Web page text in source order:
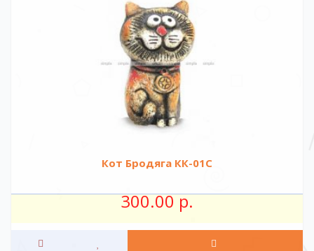
Кот Бродяга КК-01С
300.00 р.